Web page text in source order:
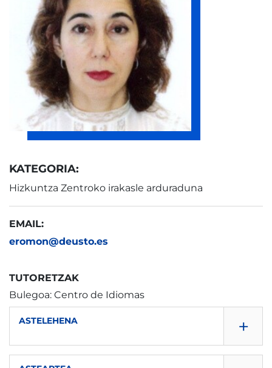
KATEGORIA:
Hizkuntza Zentroko irakasle arduraduna
EMAIL:
eromon@deusto.es
TUTORETZAK
Bulegoa: Centro de Idiomas
ASTELEHENA +